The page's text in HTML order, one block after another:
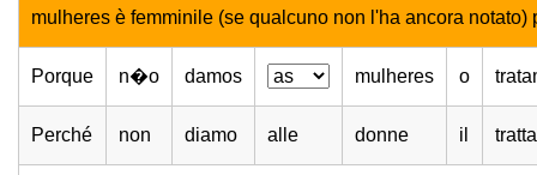
mulheres è femminile (se qualcuno non l'ha ancora notato)
Porque n�o damos mulheres o
Perché non diamo alle donne il